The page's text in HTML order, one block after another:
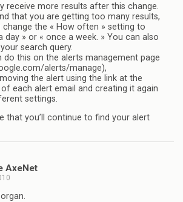
receive more results after this change.
that you are getting too many results,
change the « How often » setting to
day » or « once a week. » You can also
search query.
do this on the alerts management page
alerts/manage),
the alert using the link at the
each alert email and creating it again
settings.
that you’ll continue to find your alert
AxeNet